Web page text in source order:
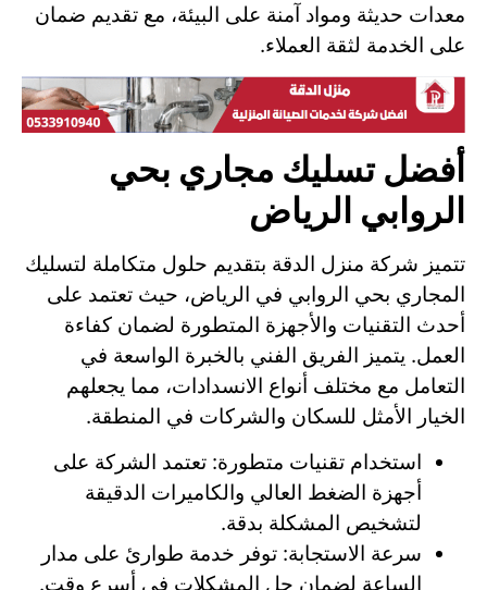
معدات حديثة ومواد آمنة على البيئة، مع تقديم ضمان
على الخدمة لثقة العملاء.
أفضل تسليك مجاري بحي
الروابي الرياض
تتميز شركة منزل الدقة بتقديم حلول متكاملة لتسليك
المجاري بحي الروابي في الرياض، حيث تعتمد على
أحدث التقنيات والأجهزة المتطورة لضمان كفاءة
العمل. يتميز الفريق الفني بالخبرة الواسعة في
التعامل مع مختلف أنواع الانسدادات، مما يجعلهم
الخيار الأمثل للسكان والشركات في المنطقة.
استخدام تقنيات متطورة: تعتمد الشركة على
أجهزة الضغط العالي والكاميرات الدقيقة
لتشخيص المشكلة بدقة.
سرعة الاستجابة: توفر خدمة طوارئ على مدار
الساعة لضمان حل المشكلات في أسرع وقت.